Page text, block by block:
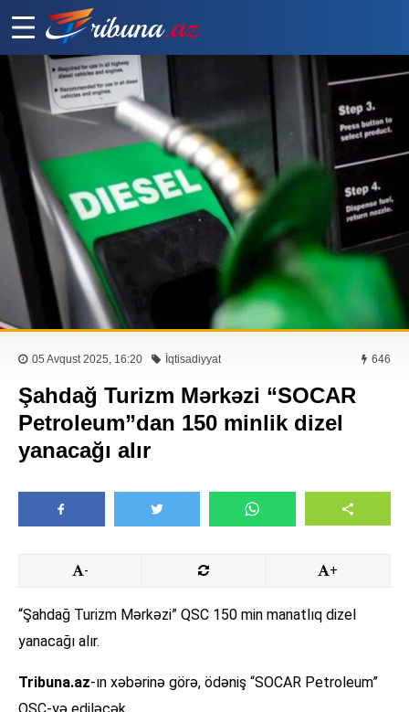
05 Avqust 2025, 16:20 İqtisadiyyat 646
Şahdağ Turizm Mərkəzi “SOCAR
Petroleum”dan 150 minlik dizel
yanacağı alır
- +
“Şahdağ Turizm Mərkəzi” QSC 150 min manatlıq dizel
yanacağı alır.
Tribuna.az-ın xəbərinə görə, ödəniş “SOCAR Petroleum”